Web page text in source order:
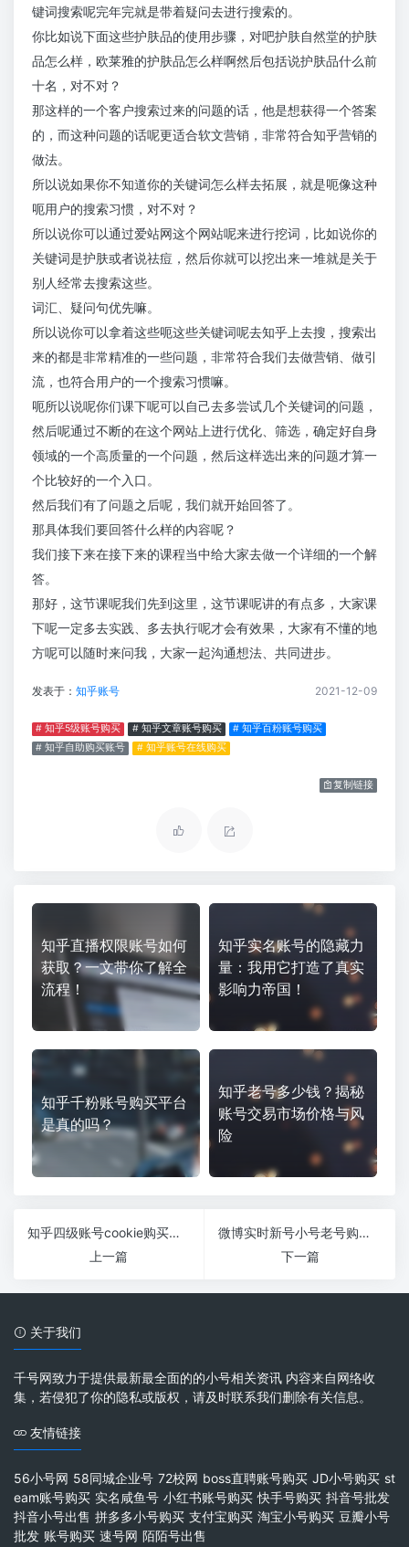
键词搜索呢完年完就是带着疑问去进行搜索的。
你比如说下面这些护肤品的使用步骤，对吧护肤自然堂的护肤
品怎么样，欧莱雅的护肤品怎么样啊然后包括说护肤品什么前
十名，对不对？
那这样的一个客户搜索过来的问题的话，他是想获得一个答案
的，而这种问题的话呢更适合软文营销，非常符合知乎营销的
做法。
所以说如果你不知道你的关键词怎么样去拓展，就是呃像这种
呃用户的搜索习惯，对不对？
所以说你可以通过爱站网这个网站呢来进行挖词，比如说你的
关键词是护肤或者说祛痘，然后你就可以挖出来一堆就是关于
别人经常去搜索这些。
词汇、疑问句优先嘛。
所以说你可以拿着这些呃这些关键词呢去知乎上去搜，搜索出
来的都是非常精准的一些问题，非常符合我们去做营销、做引
流，也符合用户的一个搜索习惯嘛。
呃所以说呢你们课下呢可以自己去多尝试几个关键词的问题，
然后呢通过不断的在这个网站上进行优化、筛选，确定好自身
领域的一个高质量的一个问题，然后这样选出来的问题才算一
个比较好的一个入口。
然后我们有了问题之后呢，我们就开始回答了。
那具体我们要回答什么样的内容呢？
我们接下来在接下来的课程当中给大家去做一个详细的一个解
答。
那好，这节课呢我们先到这里，这节课呢讲的有点多，大家课
下呢一定多去实践、多去执行呢才会有效果，大家有不懂的地
方呢可以随时来问我，大家一起沟通想法、共同进步。
发表于： 知乎账号 2021-12-09
# 知乎5级账号购买 # 知乎文章账号购买
# 知乎百粉账号购买
# 知乎自助购买账号
# 知乎账号在线购买
复制链接
知乎直播权限账号如何
获取？一文带你了解全
流程！
知乎实名账号的隐藏力
量：我用它打造了真实
影响力帝国！
知乎千粉账号购买平台
是真的吗？
知乎老号多少钱？揭秘
账号交易市场价格与风
险
知乎四级账号cookie购买多少钱？
上一篇
微博实时新号小号老号购买平台24自动发货
下一篇
关于我们
千号网致力于提供最新最全面的的小号相关资讯 内容来自网络收
集，若侵犯了你的隐私或版权，请及时联系我们删除有关信息。
友情链接
56小号网 58同城企业号 72校网 boss直聘账号购买 JD小号购买 st
eam账号购买 实名咸鱼号 小红书账号购买 快手号购买 抖音号批发
抖音小号出售 拼多多小号购买 支付宝购买 淘宝小号购买 豆瓣小号
批发 账号购买 速号网 陌陌号出售